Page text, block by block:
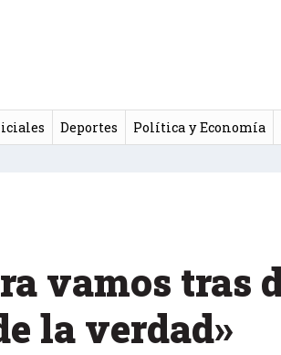
Deportes Política y Economía
vamos tras
la verdad»